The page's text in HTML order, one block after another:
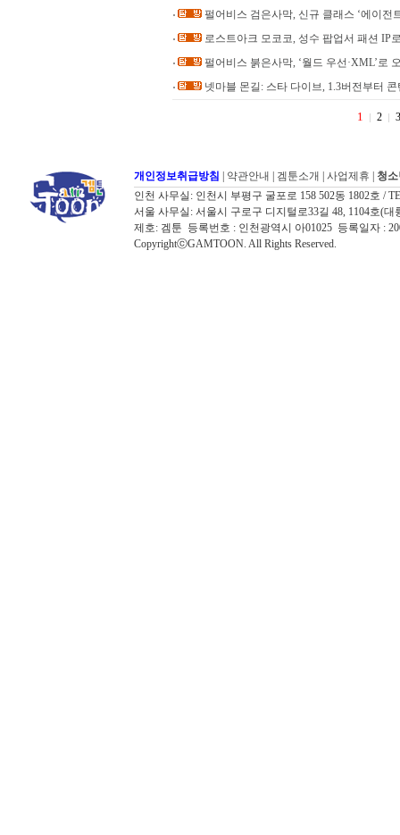
펄어비스 검은사막, 신규 클래스 ‘에이전
로스트아크 모코코, 성수 팝업서 패션 IP
펄어비스 붉은사막, ‘월드 우선·XML’로
넷마블 몬길: 스타 다이브, 1.3버전부터
1 2 3
개인정보취급방침 약관안내 겜툰소개 사업제휴
청
인천 사무실: 인천시 부평구 굴포로 158 502동 1802호 /
서울 사무실: 서울시 구로구 디지털로33길 48, 1104호(대
제호: 겜툰 등록번호 : 인천광역시 아01025 등록일자 :
CopyrightⓒGAMTOON. All Rights Reserved.